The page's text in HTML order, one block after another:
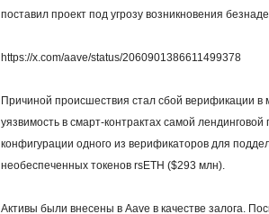
поставил проект под угрозу возникновения
https://x.com/aave/status/2060901386611499378
Причиной происшествия стал сбой верификации
уязвимость в смарт-контрактах самой
конфигурации одного из верификаторов для
необеспеченных токенов rsETH ($293 млн).
Активы были внесены в Aave в качестве залога.